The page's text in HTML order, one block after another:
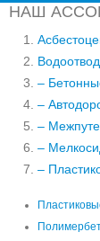
НАШ
–
–
–
–
–